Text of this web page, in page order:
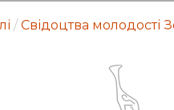
/ Свідоцтва молодості